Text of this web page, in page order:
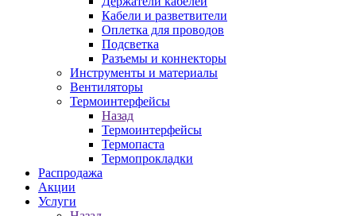
Кабели и разветвители
Оплетка для проводов
Подсветка
Разъемы и коннекторы
Инструменты и материалы
Вентиляторы
Термоинтерфейсы
Назад
Термоинтерфейсы
Термопаста
Термопрокладки
Распродажа
Акции
Услуги